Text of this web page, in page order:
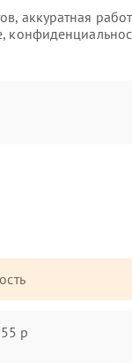
аккуратная
р